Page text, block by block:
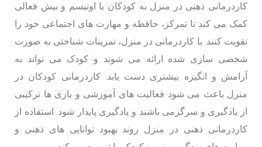
کاردرمانی ذهنی در منزل به کودکان با اوتیسم و بیش فعالی
کمک می کند تا تمرکز، حافظه و مهارت های اجتماعی خود را
تقویت کنند. با کاردرمانی در منزل، تمرینات شناختی به صورت
شخصی سازی شده ارائه می شوند و کودک می تواند به
آرامش و انگیزه بیشتری دست یابد. کاردرمانی کودکان در
منزل باعث می شود فعالیت های آموزشی و بازی ها ترکیبی
از یادگیری و سرگرمی باشند و یادگیری پایدار شود. استفاده از
کاردرمانی ذهنی در منزل روند بهبود توانایی های ذهنی و